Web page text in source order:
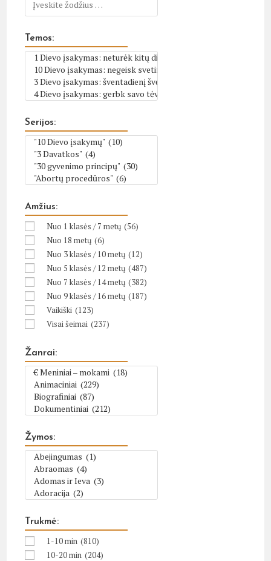
Temos:
Serijos:
Amžius:
Nuo 1 klasės / 7 metų (56)
Nuo 18 metų (6)
Nuo 3 klasės / 10 metų (12)
Nuo 5 klasės / 12 metų (487)
Nuo 7 klasės / 14 metų (382)
Nuo 9 klasės / 16 metų (187)
Vaikiški (123)
Visai šeimai (237)
Žanrai:
Žymos:
Trukmė:
1-10 min (810)
10-20 min (204)